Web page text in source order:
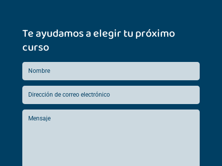
Te ayudamos a elegir tu próximo
curso